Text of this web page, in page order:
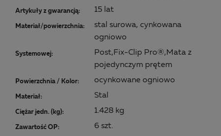
Artykuły z gwarancją: 15 lat
Materiał/powierzchnia:
stal surowa, cynkowana
ogniowo
Systemowej:
Post,Fix-Clip Pro®,Mata z
pojedynczym prętem
Powierzchnia / Kolor: ocynkowane ogniowo
Materiał: Stal
Ciężar jedn. (kg): 1.428 kg
Zawartość OP: 6 szt.